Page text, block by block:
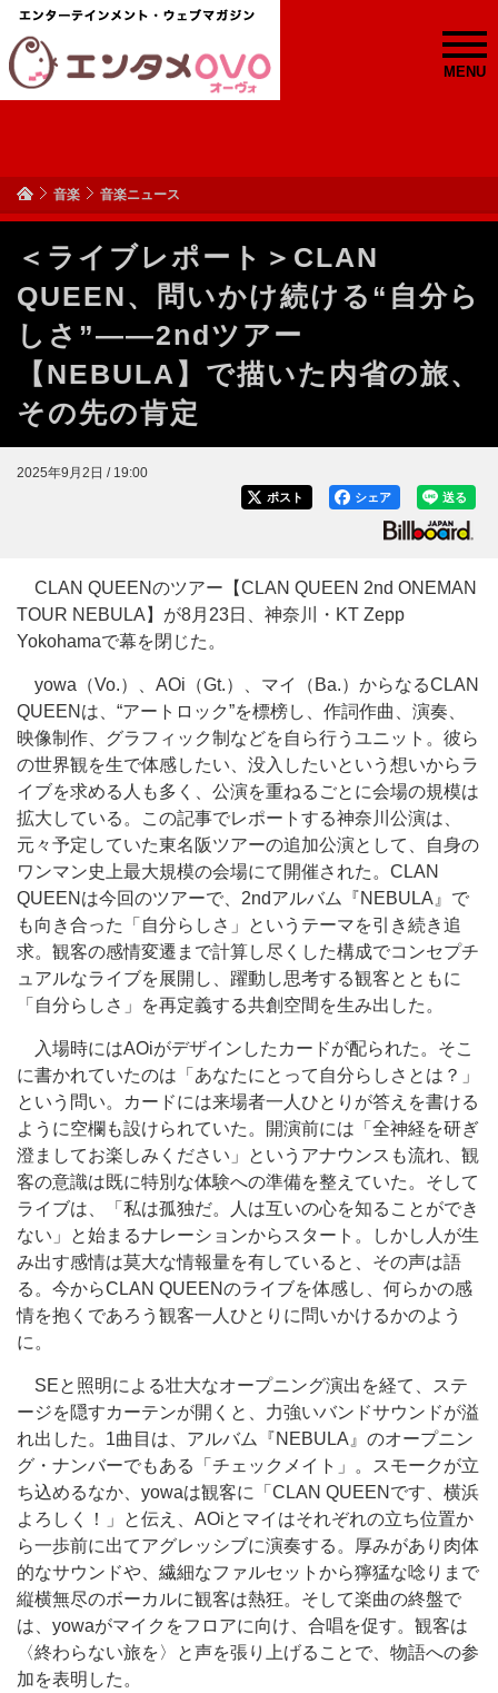
MENU
音楽 音楽ニュース
＜ライブレポート＞CLAN
QUEEN、問いかけ続ける“自分ら
しさ”――2ndツアー
【NEBULA】で描いた内省の旅、
その先の肯定
2025年9月2日 / 19:00
送る
シェア
ポスト
CLAN QUEENのツアー【CLAN QUEEN 2nd ONEMAN
TOUR NEBULA】が8月23日、神奈川・KT Zepp
Yokohamaで幕を閉じた。
yowa（Vo.）、AOi（Gt.）、マイ（Ba.）からなるCLAN
QUEENは、“アートロック”を標榜し、作詞作曲、演奏、
映像制作、グラフィック制などを自ら行うユニット。彼ら
の世界観を生で体感したい、没入したいという想いからラ
イブを求める人も多く、公演を重ねるごとに会場の規模は
拡大している。この記事でレポートする神奈川公演は、
元々予定していた東名阪ツアーの追加公演として、自身の
ワンマン史上最大規模の会場にて開催された。CLAN
QUEENは今回のツアーで、2ndアルバム『NEBULA』で
も向き合った「自分らしさ」というテーマを引き続き追
求。観客の感情変遷まで計算し尽くした構成でコンセプチ
ュアルなライブを展開し、躍動し思考する観客とともに
「自分らしさ」を再定義する共創空間を生み出した。
入場時にはAOiがデザインしたカードが配られた。そこ
に書かれていたのは「あなたにとって自分らしさとは？」
という問い。カードには来場者一人ひとりが答えを書ける
ように空欄も設けられていた。開演前には「全神経を研ぎ
澄ましてお楽しみください」というアナウンスも流れ、観
客の意識は既に特別な体験への準備を整えていた。そして
ライブは、「私は孤独だ。人は互いの心を知ることができ
ない」と始まるナレーションからスタート。しかし人が生
み出す感情は莫大な情報量を有していると、その声は語
る。今からCLAN QUEENのライブを体感し、何らかの感
情を抱くであろう観客一人ひとりに問いかけるかのよう
に。
SEと照明による壮大なオープニング演出を経て、ステ
ージを隠すカーテンが開くと、力強いバンドサウンドが溢
れ出した。1曲目は、アルバム『NEBULA』のオープニン
グ・ナンバーでもある「チェックメイト」。スモークが立
ち込めるなか、yowaは観客に「CLAN QUEENです、横浜
よろしく！」と伝え、AOiとマイはそれぞれの立ち位置か
ら一歩前に出てアグレッシブに演奏する。厚みがあり肉体
的なサウンドや、繊細なファルセットから獰猛な唸りまで
縦横無尽のボーカルに観客は熱狂。そして楽曲の終盤で
は、yowaがマイクをフロアに向け、合唱を促す。観客は
〈終わらない旅を〉と声を張り上げることで、物語への参
加を表明した。